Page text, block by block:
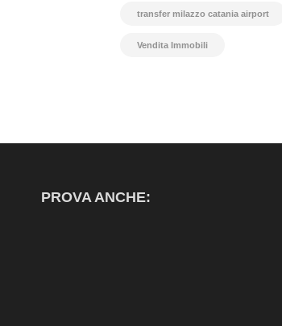
transfer milazzo catania airport
Vendita Immobili
PROVA ANCHE: